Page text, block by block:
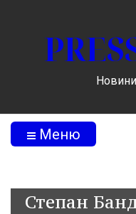
Новини
Меню
Степан